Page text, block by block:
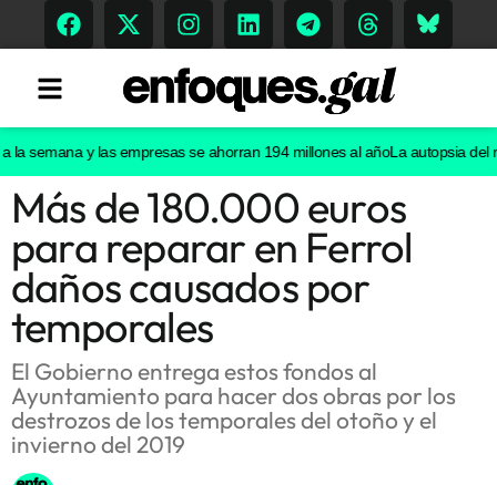
Tendencias
Memoria Histórica
Gastronomía
Escenarios
y las empresas se ahorran 194 millones al añoLa autopsia del
Más de 180.000 euros
para reparar en Ferrol
daños causados por
temporales
El Gobierno entrega estos fondos al
Ayuntamiento para hacer dos obras por los
destrozos de los temporales del otoño y el
invierno del 2019